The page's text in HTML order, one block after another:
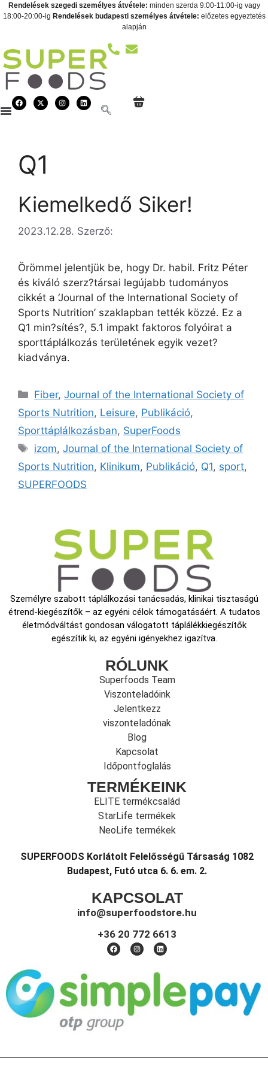
Rendelések szegedi személyes átvétele: minden szerda 9:00-11:00-ig vagy
18:00-20:00-ig Rendelések budapesti személyes átvétele: előzetes egyeztetés
alapján
Q1
Kiemelkedő Siker!
2023.12.28. Szerző:
Örömmel jelentjük be, hogy Dr. habil. Fritz Péter
és kiváló szerz?társai legújabb tudományos
cikkét a ‘Journal of the International Society of
Sports Nutrition’ szaklapban tették közzé. Ez a
Q1 min?sítés?, 5.1 impakt faktoros folyóirat a
sporttáplálkozás területének egyik vezet?
kiadványa.
Fiber,Journal of the International Society of
Sports Nutrition, Leisure, Publikáció,
Sporttáplálkozásban, SuperFoods
izom,Journal of the International Society of
Sports Nutrition, Klinikum, Publikáció, Q1, sport,
SUPERFOODS
Személyre szabott táplálkozási tanácsadás, klinikai tisztaságú
étrend-kiegészítők – az egyéni célok támogatásáért. A tudatos
életmódváltást gondosan válogatott táplálékkiegészítők
egészítik ki, az egyéni igényekhez igazítva.
RÓLUNK
Superfoods Team
Viszonteladóink
Jelentkezz
viszonteladónak
Blog
Kapcsolat
Időpontfoglalás
TERMÉKEINK
ELITE termékcsalád
StarLife termékek
NeoLife termékek
SUPERFOODS Korlátolt Felelősségű Társaság 1082
Budapest, Futó utca 6. 6. em. 2.
KAPCSOLAT
info@superfoodstore.hu
+36 20 772 6613